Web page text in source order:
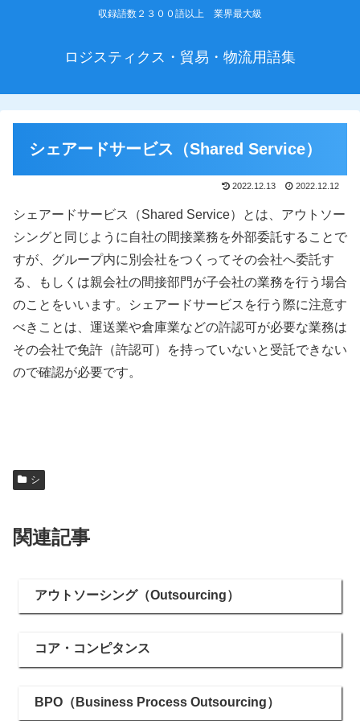
収録語数２３００語以上 業界最大級
ロジスティクス・貿易・物流用語集
シェアードサービス（Shared Service）
2022.12.13 2022.12.12
シェアードサービス（Shared Service）とは、アウトソー
シングと同じように自社の間接業務を外部委託することで
すが、グループ内に別会社をつくってその会社へ委託す
る、もしくは親会社の間接部門が子会社の業務を行う場合
のことをいいます。シェアードサービスを行う際に注意す
べきことは、運送業や倉庫業などの許認可が必要な業務は
その会社で免許（許認可）を持っていないと受託できない
ので確認が必要です。
シ
関連記事
アウトソーシング（Outsourcing）
コア・コンピタンス
BPO（Business Process Outsourcing）